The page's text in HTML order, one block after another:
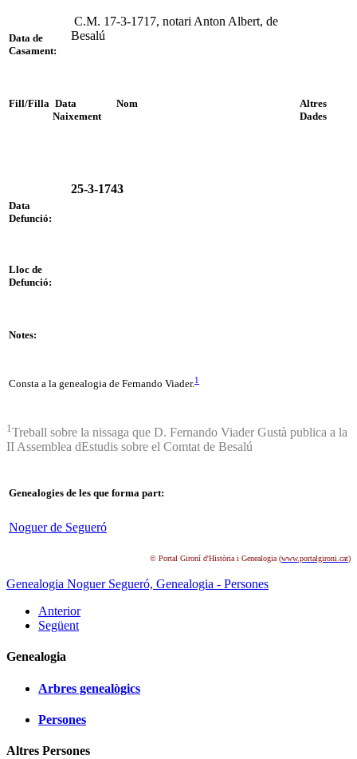
Data de
Casament:
C.M. 17-3-1717, notari Anton Albert, de
Besalú
Fill/Filla Data
Naixement
Nom
Altres
Dades
Data
Defunció:
25-3-1743
Lloc de
Defunció:
Notes:
Consta a la genealogia de Fernando Viader.1
1 Treball sobre la nissaga que D. Fernando Viader Gustà publica a la
II Assemblea dEstudis sobre el Comtat de Besalú
Genealogies de les que forma part:
Noguer de Segueró
© Portal Gironí d'Història i Genealogia (www.portalgironi.cat)
Genealogia Noguer Segueró, Genealogia - Persones
Anterior
Següent
Genealogia
Arbres genealògics
Persones
Altres Persones